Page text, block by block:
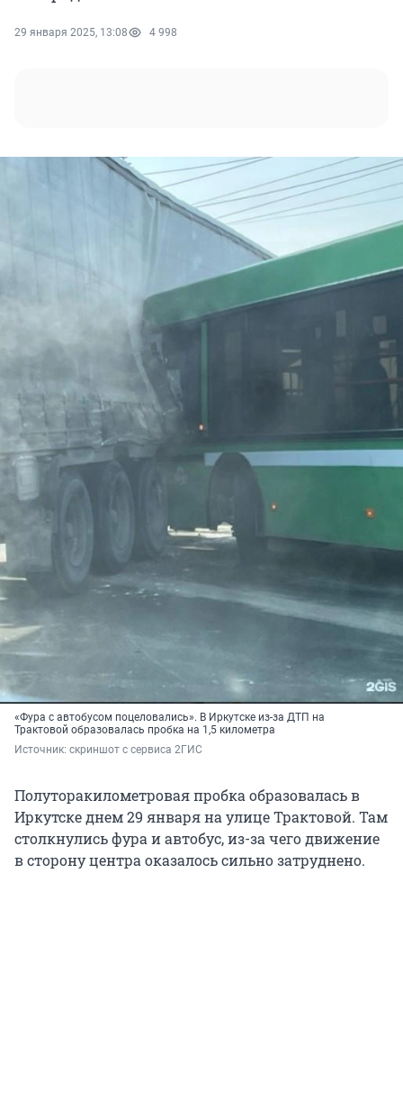
29 января 2025, 13:08 4 998
«Фура с автобусом поцеловались». В Иркутске из-за ДТП на
Трактовой образовалась пробка на 1,5 километра
Источник: скриншот с сервиса 2ГИС
Полуторакилометровая пробка образовалась в
Иркутске днем 29 января на улице Трактовой. Там
столкнулись фура и автобус, из-за чего движение
в сторону центра оказалось сильно затруднено.